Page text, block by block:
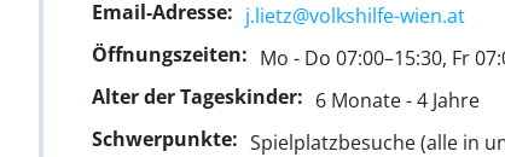
Email-Adresse: j.lietz@volkshilfe-wien.at
Öffnungszeiten: Mo - Do 07:00–15:30, Fr
Alter der Tageskinder: 6 Monate - 4 Jahre
Schwerpunkte: Spielplatzbesuche (alle in